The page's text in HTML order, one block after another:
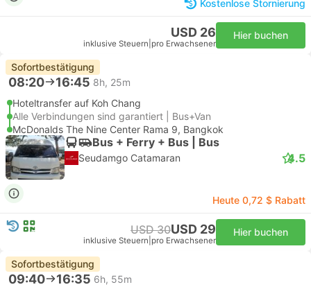
Kostenlose Stornierung
USD 26
inklusive Steuern pro Erwachsener
Hier buchen
Sofortbestätigung
08:20 16:45 8h, 25m
Hoteltransfer auf Koh Chang
Alle Verbindungen sind garantiert | Bus+Van
McDonalds The Nine Center Rama 9, Bangkok
Bus + Ferry + Bus | Bus
Seudamgo Catamaran 4.5
Heute 0,72 $ Rabatt
USD 30USD 29
inklusive Steuern pro Erwachsener
Hier buchen
Sofortbestätigung
09:40 16:35 6h, 55m